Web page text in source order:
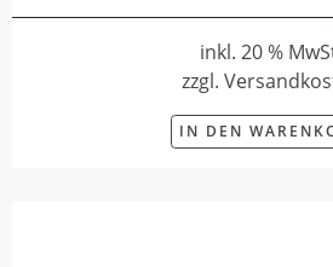
inkl. 20 %
zzgl.
IN DEN